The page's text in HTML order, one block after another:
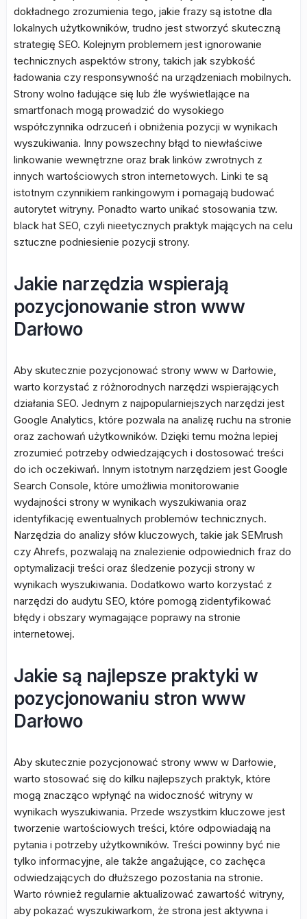
dokładnego zrozumienia tego, jakie frazy są istotne dla
lokalnych użytkowników, trudno jest stworzyć skuteczną
strategię SEO. Kolejnym problemem jest ignorowanie
technicznych aspektów strony, takich jak szybkość
ładowania czy responsywność na urządzeniach mobilnych.
Strony wolno ładujące się lub źle wyświetlające na
smartfonach mogą prowadzić do wysokiego
współczynnika odrzuceń i obniżenia pozycji w wynikach
wyszukiwania. Inny powszechny błąd to niewłaściwe
linkowanie wewnętrzne oraz brak linków zwrotnych z
innych wartościowych stron internetowych. Linki te są
istotnym czynnikiem rankingowym i pomagają budować
autorytet witryny. Ponadto warto unikać stosowania tzw.
black hat SEO, czyli nieetycznych praktyk mających na celu
sztuczne podniesienie pozycji strony.
Jakie narzędzia wspierają
pozycjonowanie stron www
Darłowo
Aby skutecznie pozycjonować strony www w Darłowie,
warto korzystać z różnorodnych narzędzi wspierających
działania SEO. Jednym z najpopularniejszych narzędzi jest
Google Analytics, które pozwala na analizę ruchu na stronie
oraz zachowań użytkowników. Dzięki temu można lepiej
zrozumieć potrzeby odwiedzających i dostosować treści
do ich oczekiwań. Innym istotnym narzędziem jest Google
Search Console, które umożliwia monitorowanie
wydajności strony w wynikach wyszukiwania oraz
identyfikację ewentualnych problemów technicznych.
Narzędzia do analizy słów kluczowych, takie jak SEMrush
czy Ahrefs, pozwalają na znalezienie odpowiednich fraz do
optymalizacji treści oraz śledzenie pozycji strony w
wynikach wyszukiwania. Dodatkowo warto korzystać z
narzędzi do audytu SEO, które pomogą zidentyfikować
błędy i obszary wymagające poprawy na stronie
internetowej.
Jakie są najlepsze praktyki w
pozycjonowaniu stron www
Darłowo
Aby skutecznie pozycjonować strony www w Darłowie,
warto stosować się do kilku najlepszych praktyk, które
mogą znacząco wpłynąć na widoczność witryny w
wynikach wyszukiwania. Przede wszystkim kluczowe jest
tworzenie wartościowych treści, które odpowiadają na
pytania i potrzeby użytkowników. Treści powinny być nie
tylko informacyjne, ale także angażujące, co zachęca
odwiedzających do dłuższego pozostania na stronie.
Warto również regularnie aktualizować zawartość witryny,
aby pokazać wyszukiwarkom, że strona jest aktywna i